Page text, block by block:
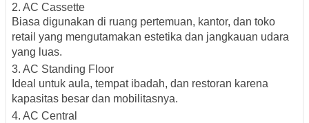
2. AC Cassette
Biasa digunakan di ruang pertemuan, kantor, dan toko
retail yang mengutamakan estetika dan jangkauan udara
yang luas.
3. AC Standing Floor
Ideal untuk aula, tempat ibadah, dan restoran karena
kapasitas besar dan mobilitasnya.
4. AC Central